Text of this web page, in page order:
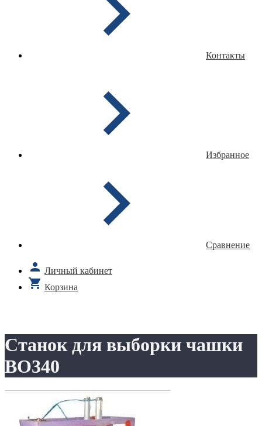
Контакты
Избранное
Сравнение
Личный кабинет
Корзина
Станок для выборки чашки
ВО340